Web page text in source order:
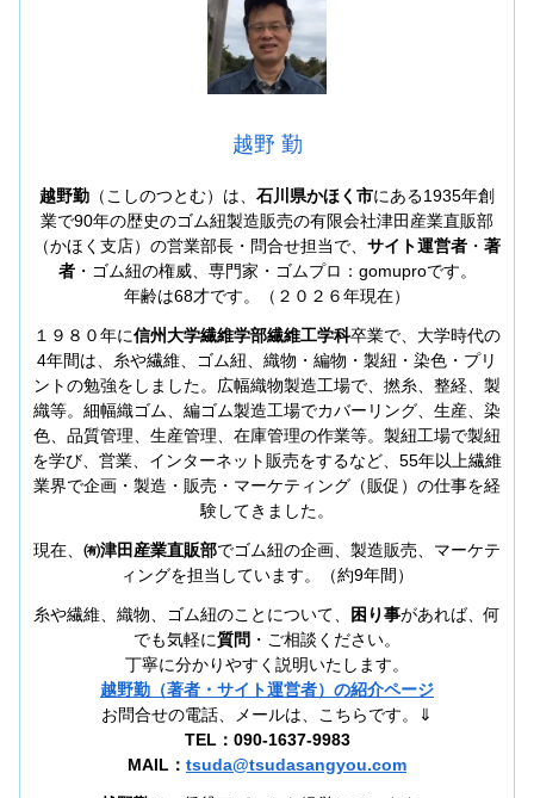
越野 勤
越野勤 （こしのつとむ）は、 石川県かほく市にある1935年創
業で90年の歴史のゴム紐製造販売の有限会社津田産業直販部
（かほく支店）の営業部長・問合せ担当で、 サイト運営者 ・ 著
者・ゴム紐の権威、専門家・ゴムプロ：gomuproです。
年齢は68才です。（２０２６年現在）
１９８０年に信州大学繊維学部繊維工学科卒業で、大学時代の
4年間は、糸や繊維、ゴム紐、織物・編物・製紐・染色・プリ
ントの勉強をしました。広幅織物製造工場で、撚糸、整経、製
織等。細幅織ゴム、編ゴム製造工場でカバーリング、生産、染
色、品質管理、生産管理、在庫管理の作業等。製紐工場で製紐
を学び、営業、インターネット販売をするなど、55年以上繊維
業界で企画・製造・販売・マーケティング（販促）の仕事を経
験してきました。
現在、 ㈲津田産業直販部でゴム紐の企画、製造販売、マーケテ
ィングを担当しています。（約9年間）
糸や繊維、織物、ゴム紐のことについて、 困り事があれば、何
でも気軽に質問 ・ご相談ください。
丁寧に分かりやすく説明いたします。
越野勤（著者・サイト運営者）の紹介ページ
お問合せの電話、メールは、こちらです。⇓
TEL：090-1637-9983
MAIL： tsuda@tsudasangyou.com